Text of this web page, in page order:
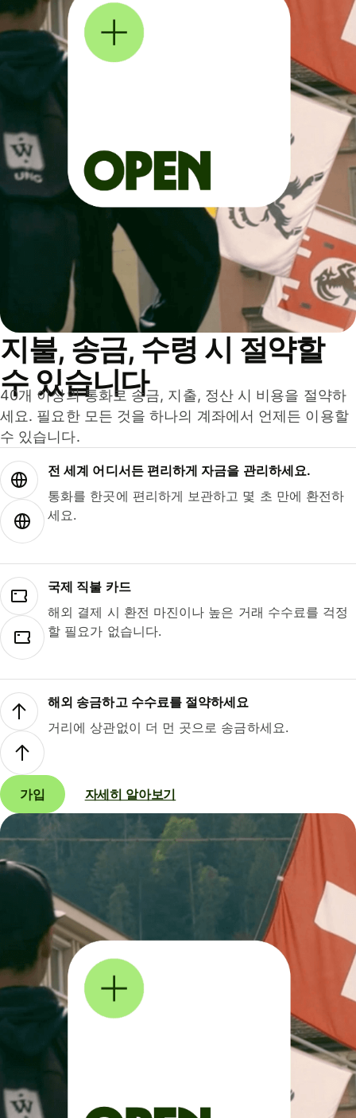
지불, 송금, 수령 시 절약할
수 있습니다
40개 이상의 통화로 송금, 지출, 정산 시 비용을 절약하
세요. 필요한 모든 것을 하나의 계좌에서 언제든 이용할
수 있습니다.
전 세계 어디서든 편리하게 자금을 관리하세요.
통화를 한곳에 편리하게 보관하고 몇 초 만에 환전하
세요.
국제 직불 카드
해외 결제 시 환전 마진이나 높은 거래 수수료를 걱정
할 필요가 없습니다.
해외 송금하고 수수료를 절약하세요
거리에 상관없이 더 먼 곳으로 송금하세요.
가입 자세히 알아보기